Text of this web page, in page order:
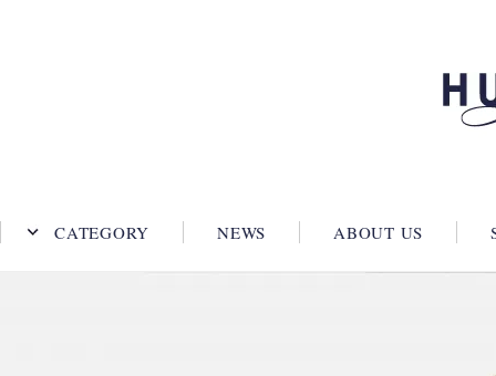
CATEGORY NEWS ABOUT US